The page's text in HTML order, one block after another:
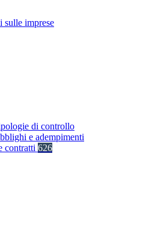
sulle imprese
di controllo
e adempimenti
contratti 626